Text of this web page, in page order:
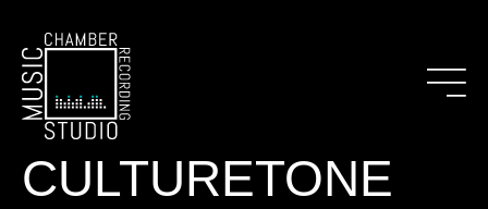
CULTURETONE